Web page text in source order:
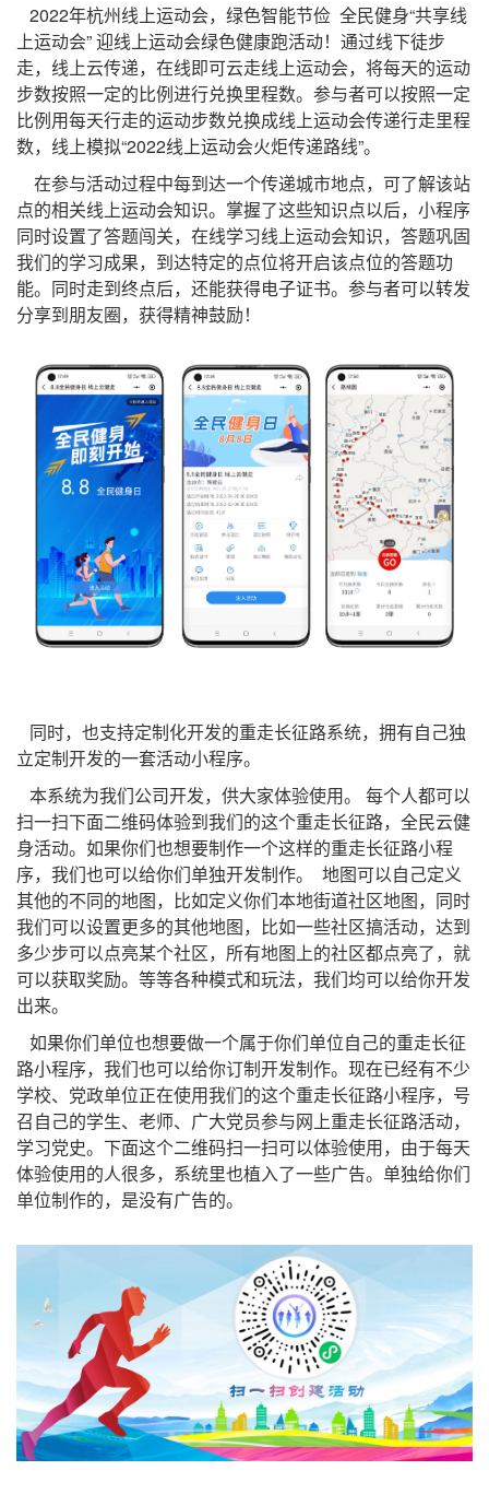
2022年杭州线上运动会，绿色智能节俭 全民健身“共享线
上运动会” 迎线上运动会绿色健康跑活动！通过线下徒步
走，线上云传递，在线即可云走线上运动会，将每天的运动
步数按照一定的比例进行兑换里程数。参与者可以按照一定
比例用每天行走的运动步数兑换成线上运动会传递行走里程
数，线上模拟“2022线上运动会火炬传递路线”。
在参与活动过程中每到达一个传递城市地点，可了解该站
点的相关线上运动会知识。掌握了这些知识点以后，小程序
同时设置了答题闯关，在线学习线上运动会知识，答题巩固
我们的学习成果，到达特定的点位将开启该点位的答题功
能。同时走到终点后，还能获得电子证书。参与者可以转发
分享到朋友圈，获得精神鼓励！
同时，也支持定制化开发的重走长征路系统，拥有自己独
立定制开发的一套活动小程序。
本系统为我们公司开发，供大家体验使用。 每个人都可以
扫一扫下面二维码体验到我们的这个重走长征路，全民云健
身活动。如果你们也想要制作一个这样的重走长征路小程
序，我们也可以给你们单独开发制作。 地图可以自己定义
其他的不同的地图，比如定义你们本地街道社区地图，同时
我们可以设置更多的其他地图，比如一些社区搞活动，达到
多少步可以点亮某个社区，所有地图上的社区都点亮了，就
可以获取奖励。等等各种模式和玩法，我们均可以给你开发
出来。
如果你们单位也想要做一个属于你们单位自己的重走长征
路小程序，我们也可以给你订制开发制作。现在已经有不少
学校、党政单位正在使用我们的这个重走长征路小程序，号
召自己的学生、老师、广大党员参与网上重走长征路活动，
学习党史。下面这个二维码扫一扫可以体验使用，由于每天
体验使用的人很多，系统里也植入了一些广告。单独给你们
单位制作的，是没有广告的。